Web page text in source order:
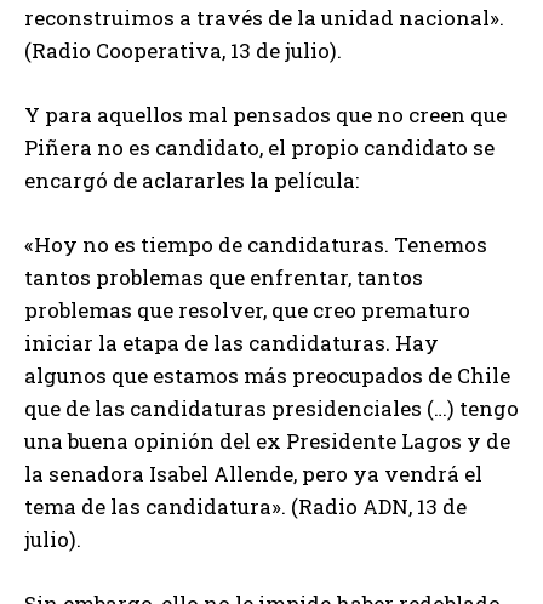
reconstruimos a través de la unidad nacional».
(Radio Cooperativa, 13 de julio).
Y para aquellos mal pensados que no creen que
Piñera no es candidato, el propio candidato se
encargó de aclararles la película:
«Hoy no es tiempo de candidaturas. Tenemos
tantos problemas que enfrentar, tantos
problemas que resolver, que creo prematuro
iniciar la etapa de las candidaturas. Hay
algunos que estamos más preocupados de Chile
que de las candidaturas presidenciales (…) tengo
una buena opinión del ex Presidente Lagos y de
la senadora Isabel Allende, pero ya vendrá el
tema de las candidatura». (Radio ADN, 13 de
julio).